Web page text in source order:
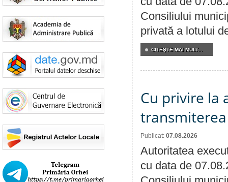
Consiliului
privată a lotului
CITEŞTE MAI MULT...
Cu privire la
Publicat: 07.08.2026
Autoritatea
cu data de